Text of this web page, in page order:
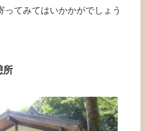
ってみてはいかかがでしょう
所